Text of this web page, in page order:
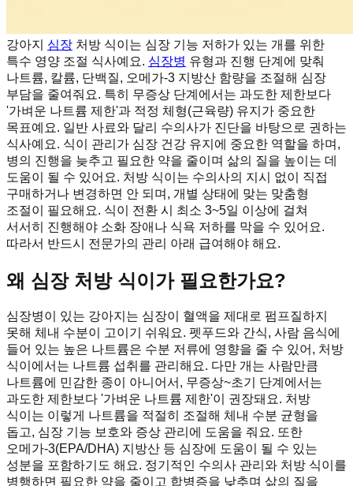
강아지 심장 처방 식이는 심장 기능 저하가 있는 개를 위한
특수 영양 조절 식사예요. 심장병 유형과 진행 단계에 맞춰
나트륨, 칼륨, 단백질, 오메가-3 지방산 함량을 조절해 심장
부담을 줄여줘요. 특히 무증상 단계에서는 과도한 제한보다
'가벼운 나트륨 제한'과 적정 체형(근육량) 유지가 중요한
목표예요. 일반 사료와 달리 수의사가 진단을 바탕으로 권하는
식사예요. 식이 관리가 심장 건강 유지에 중요한 역할을 하며,
병의 진행을 늦추고 필요한 약을 줄이며 삶의 질을 높이는 데
도움이 될 수 있어요. 처방 식이는 수의사의 지시 없이 직접
구매하거나 변경하면 안 되며, 개별 상태에 맞는 맞춤형
조절이 필요해요. 식이 전환 시 최소 3~5일 이상에 걸쳐
서서히 진행해야 소화 장애나 식욕 저하를 막을 수 있어요.
따라서 반드시 전문가의 관리 아래 급여해야 해요.
왜 심장 처방 식이가 필요한가요?
심장병이 있는 강아지는 심장이 혈액을 제대로 펌프질하지
못해 체내 수분이 고이기 쉬워요. 펫푸드와 간식, 사람 음식에
들어 있는 높은 나트륨은 수분 저류에 영향을 줄 수 있어, 처방
식이에서는 나트륨 섭취를 관리해요. 다만 개는 사람만큼
나트륨에 민감한 종이 아니어서, 무증상~초기 단계에서는
과도한 제한보다 '가벼운 나트륨 제한'이 권장돼요. 처방
식이는 이렇게 나트륨을 적절히 조절해 체내 수분 균형을
돕고, 심장 기능 보호와 증상 관리에 도움을 줘요. 또한
오메가-3(EPA/DHA) 지방산 등 심장에 도움이 될 수 있는
성분을 포함하기도 해요. 정기적인 수의사 관리와 처방 식이를
병행하면 필요한 약을 줄이고 합병증을 낮추며 삶의 질을